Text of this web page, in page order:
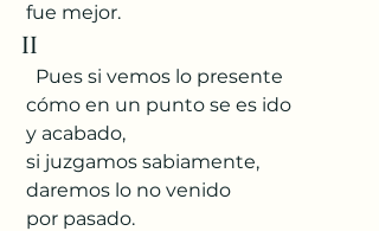
fue mejor.
II
Pues si vemos lo presente
cómo en un punto se es ido
y acabado,
si juzgamos sabiamente,
daremos lo no venido
por pasado.